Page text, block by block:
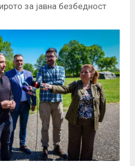
за јавна безбедност
го